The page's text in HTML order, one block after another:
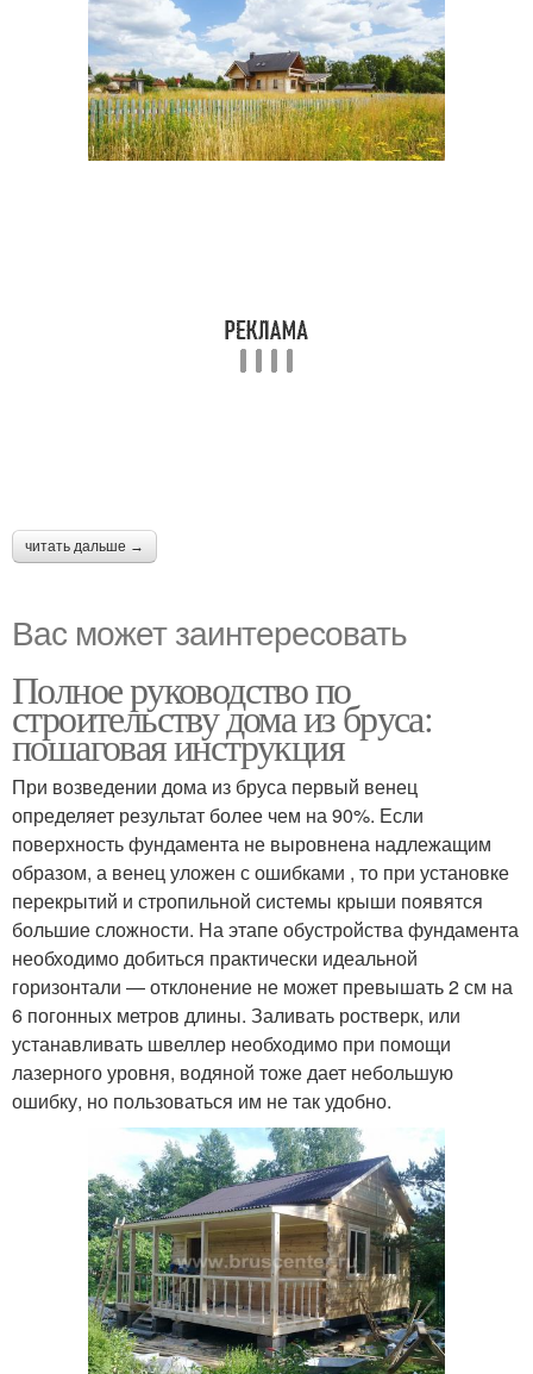
читать дальше →
Вас может заинтересовать
Полное руководство по
строительству дома из бруса:
пошаговая инструкция
При возведении дома из бруса первый венец
определяет результат более чем на 90%. Если
поверхность фундамента не выровнена надлежащим
образом, а венец уложен с ошибками , то при установке
перекрытий и стропильной системы крыши появятся
большие сложности. На этапе обустройства фундамента
необходимо добиться практически идеальной
горизонтали — отклонение не может превышать 2 см на
6 погонных метров длины. Заливать ростверк, или
устанавливать швеллер необходимо при помощи
лазерного уровня, водяной тоже дает небольшую
ошибку, но пользоваться им не так удобно.